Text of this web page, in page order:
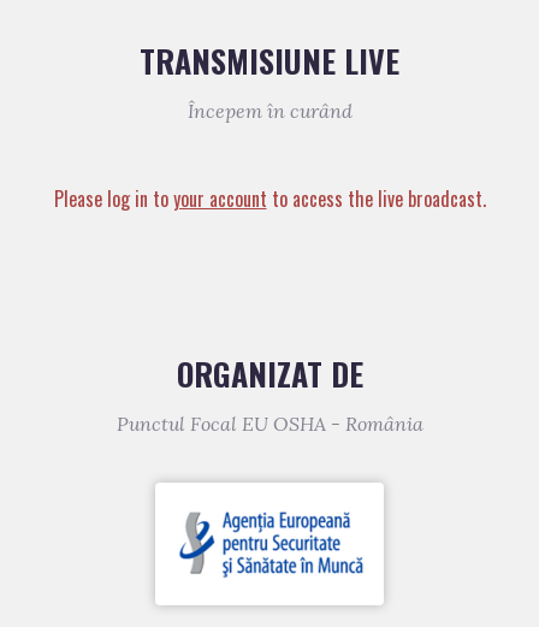
TRANSMISIUNE LIVE
Începem în curând
Please log in toyour account to access the live broadcast.
ORGANIZAT DE
Punctul Focal EU OSHA - România